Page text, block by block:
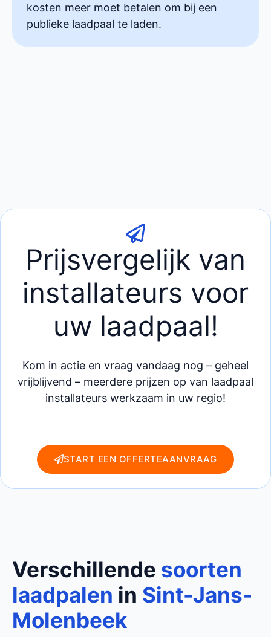
kosten meer moet betalen om bij een
publieke laadpaal te laden.
Prijsvergelijk van
installateurs voor
uw laadpaal!
Kom in actie en vraag vandaag nog – geheel
vrijblijvend – meerdere prijzen op van laadpaal
installateurs werkzaam in uw regio!
START EEN OFFERTEAANVRAAG
Verschillende soorten
laadpalen in Sint-Jans-
Molenbeek